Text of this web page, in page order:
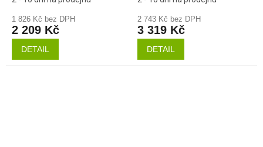
1 826 Kč bez DPH
2 209 Kč
DETAIL
2 743 Kč bez DPH
3 319 Kč
DETAIL